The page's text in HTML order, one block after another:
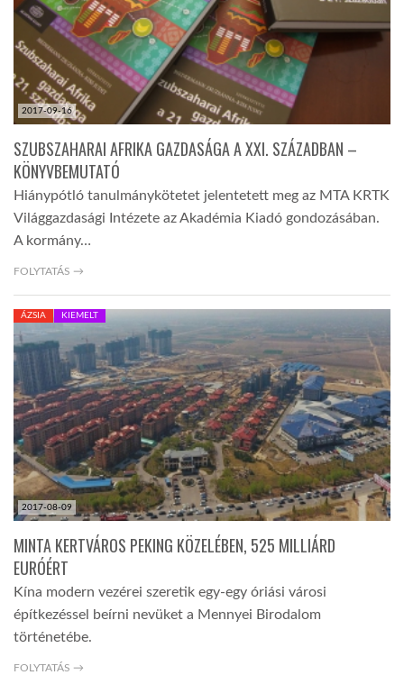
LATIMO.HU
GLOBOBOOK
2017-09-16
SZUBSZAHARAI AFRIKA GAZDASÁGA A XXI. SZÁZADBAN –
KÖNYVBEMUTATÓ
Hiánypótló tanulmánykötetet jelentetett meg az MTA KRTK
Világgazdasági Intézete az Akadémia Kiadó gondozásában.
A kormány…
FOLYTATÁS →
2017-08-09
ÁZSIA KIEMELT
MINTA KERTVÁROS PEKING KÖZELÉBEN, 525 MILLIÁRD
EURÓÉRT
Kína modern vezérei szeretik egy-egy óriási városi
építkezéssel beírni nevüket a Mennyei Birodalom
történetébe.
FOLYTATÁS →